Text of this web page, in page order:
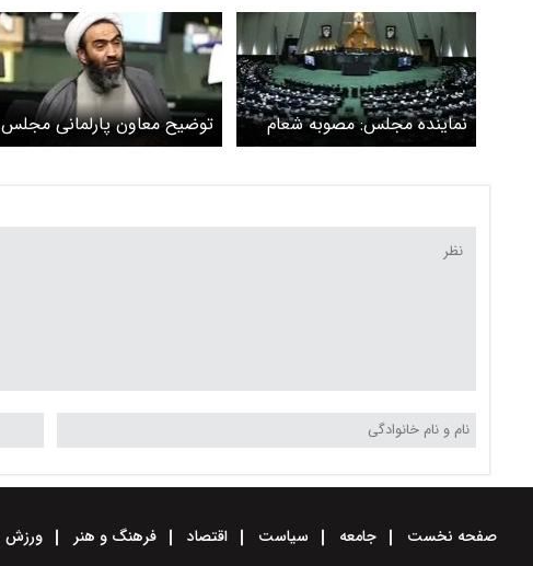
نماینده مجلس: مصوبه شعام
مانع ابلاغ قانون حجاب است!
توضیح معاون پارلمانی مجلس
درباره رویارویی رهبری با
صفحه نخست جامعه سیاست اقتصاد فرهنگ و هنر ورزش